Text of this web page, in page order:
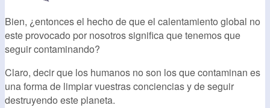
Bien, ¿entonces el hecho de que el calentamiento global no
este provocado por nosotros significa que tenemos que
seguir contaminando?
Claro, decir que los humanos no son los que contaminan es
una forma de limpiar vuestras conciencias y de seguir
destruyendo este planeta.